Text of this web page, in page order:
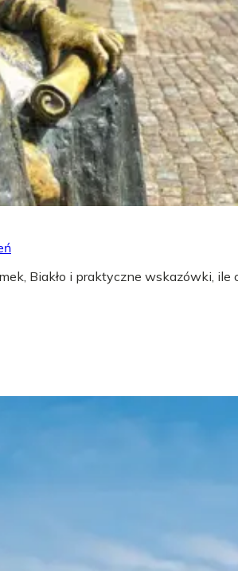
Biakło i praktyczne wskazówki, ile